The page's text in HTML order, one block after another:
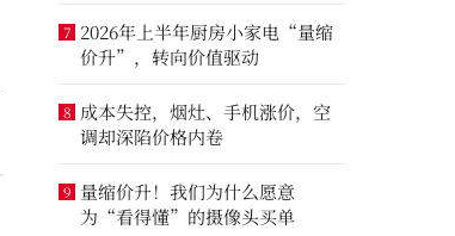
7 2026年上半年厨房小家电“量缩
价升”，转向价值驱动
8 成本失控，烟灶、手机涨价，空
调却深陷价格内卷
9 量缩价升！我们为什么愿意
为“看得懂”的摄像头买单